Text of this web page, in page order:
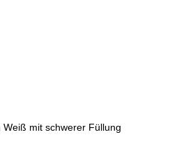
mit schwerer Füllung